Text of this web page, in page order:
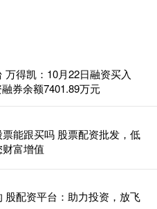
万得凯：10月22日融资买入
券余额7401.89万元
能跟买吗 股票配资批发，低
富增值
股配资平台：助力投资，放飞